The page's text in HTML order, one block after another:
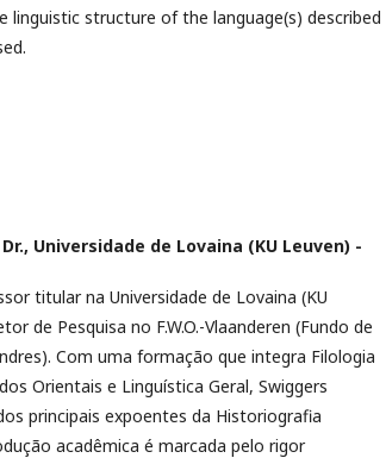
linguistic structure of the language(s) described
Universidade de Lovaina (KU Leuven) -
titular na Universidade de Lovaina (KU
de Pesquisa no F.W.O.-Vlaanderen (Fundo de
Com uma formação que integra Filologia
Orientais e Linguística Geral, Swiggers
principais expoentes da Historiografia
acadêmica é marcada pelo rigor